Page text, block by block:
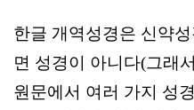
한글 개역성경은 신약
면 성경이 아니다(그래
원문에서 여러 가지 성